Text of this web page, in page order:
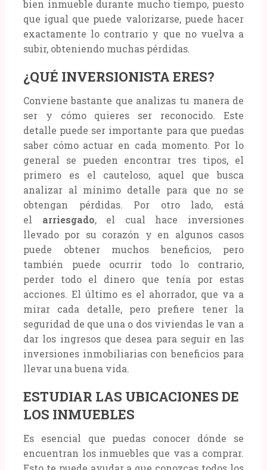
bien inmueble durante mucho tiempo, puesto
que igual que puede valorizarse, puede hacer
exactamente lo contrario y que no vuelva a
subir, obteniendo muchas pérdidas.
¿QUÉ INVERSIONISTA ERES?
Conviene bastante que analizas tu manera de
ser y cómo quieres ser reconocido. Este
detalle puede ser importante para que puedas
saber cómo actuar en cada momento. Por lo
general se pueden encontrar tres tipos, el
primero es el cauteloso, aquel que busca
analizar al mínimo detalle para que no se
obtengan pérdidas. Por otro lado, está
el arriesgado, el cual hace inversiones
llevado por su corazón y en algunos casos
puede obtener muchos beneficios, pero
también puede ocurrir todo lo contrario,
perder todo el dinero que tenía por estas
acciones. El último es el ahorrador, que va a
mirar cada detalle, pero prefiere tener la
seguridad de que una o dos viviendas le van a
dar los ingresos que desea para seguir en las
inversiones inmobiliarias con beneficios para
llevar una buena vida.
ESTUDIAR LAS UBICACIONES DE
LOS INMUEBLES
Es esencial que puedas conocer dónde se
encuentran los inmuebles que vas a comprar.